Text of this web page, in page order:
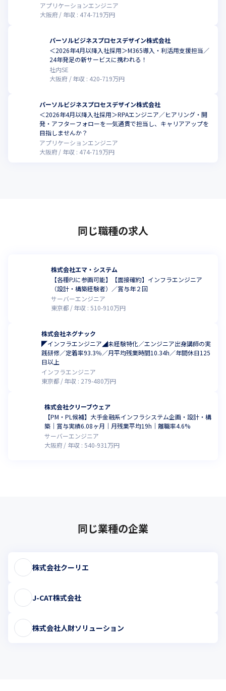
アプリケーションエンジニア
大阪府
年収 : 474-719万円
パーソルビジネスプロセスデザイン株式会社
＜2026年4月以降入社採用＞M365導入・利活用支援担当／
24年発足の新サービスに携われる！
社内SE
大阪府
年収 : 420-719万円
パーソルビジネスプロセスデザイン株式会社
＜2026年4月以降入社採用＞RPAエンジニア／ヒアリング・開
発・アフターフォローを一気通貫で担当し、キャリアアップを
目指しませんか？
アプリケーションエンジニア
大阪府
年収 : 474-719万円
同じ職種の求人
株式会社エマ・システム
【各種PJに参画可能】【面接確約】インフラエンジニア
（設計・構築経験者）／賞与年２回
サーバーエンジニア
東京都
年収 :510-910万円
株式会社ネグナック
◤インフラエンジニア◢未経験特化／エンジニア出身講師の実
践研修／定着率93.3％／月平均残業時間10.34h／年間休日125
日以上
インフラエンジニア
東京都
年収 : 279-480万円
株式会社クリーブウェア
【PM・PL候補】大手金融系インフラシステム企画・設計・構
築｜賞与実績6.08ヶ月｜月残業平均19h｜離職率4.6%
サーバーエンジニア
大阪府
年収 : 540-931 万円
同じ業種の企業
株式会社クーリエ
J-CAT株式会社
株式会社人財ソリューション